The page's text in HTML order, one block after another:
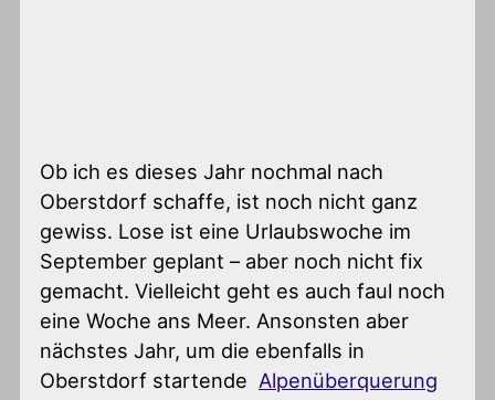
Ob ich es dieses Jahr nochmal nach
Oberstdorf schaffe, ist noch nicht ganz
gewiss. Lose ist eine Urlaubswoche im
September geplant – aber noch nicht fix
gemacht. Vielleicht geht es auch faul noch
eine Woche ans Meer. Ansonsten aber
nächstes Jahr, um die ebenfalls in
Oberstdorf startende Alpenüberquerung